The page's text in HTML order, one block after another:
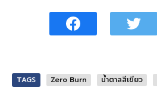
TAGS Zero Burn น้ำตาลสีเขียว